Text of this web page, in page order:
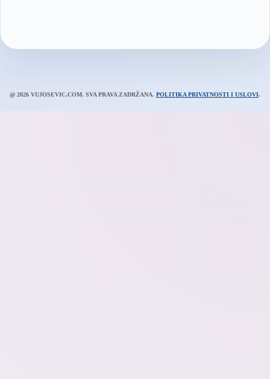
@ 2026 VUJOSEVIC.COM. SVA PRAVA ZADRŽANA. POLITIKA PRIVATNOSTI I USLOVI.